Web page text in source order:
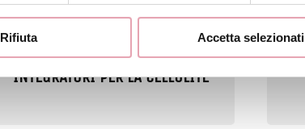
Rifiuta Accetta selezionati
INTEGRATORI PER LA CELLULITE